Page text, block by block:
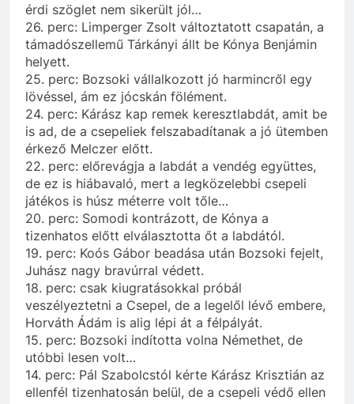
érdi szöglet nem sikerült jól…
26. perc: Limperger Zsolt változtatott csapatán, a
támadószellemű Tárkányi állt be Kónya Benjámin
helyett.
25. perc: Bozsoki vállalkozott jó harmincről egy
lövéssel, ám ez jócskán fölément.
24. perc: Kárász kap remek keresztlabdát, amit be
is ad, de a csepeliek felszabadítanak a jó ütemben
érkező Melczer előtt.
22. perc: előrevágja a labdát a vendég együttes,
de ez is hiábavaló, mert a legközelebbi csepeli
játékos is húsz méterre volt tőle…
20. perc: Somodi kontrázott, de Kónya a
tizenhatos előtt elválasztotta őt a labdától.
19. perc: Koós Gábor beadása után Bozsoki fejelt,
Juhász nagy bravúrral védett.
18. perc: csak kiugratásokkal próbál
veszélyeztetni a Csepel, de a legelől lévő embere,
Horváth Ádám is alig lépi át a félpályát.
15. perc: Bozsoki indította volna Némethet, de
utóbbi lesen volt…
14. perc: Pál Szabolcstól kérte Kárász Krisztián az
ellenfél tizenhatosán belül, de a csepeli védő ellen